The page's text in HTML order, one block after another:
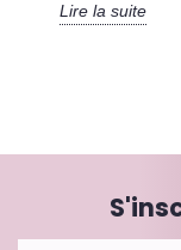
Lire la suite